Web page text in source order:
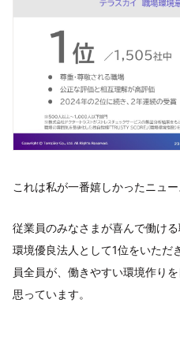
これは私が一番嬉しかったニュー
従業員のみなさまが喜んで働け
環境優良法人として1位をいただ
員全員が、働きやすい環境作り
思っています。